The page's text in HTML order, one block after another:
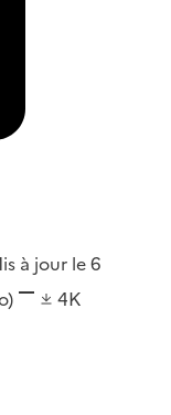
à jour le 6
4K